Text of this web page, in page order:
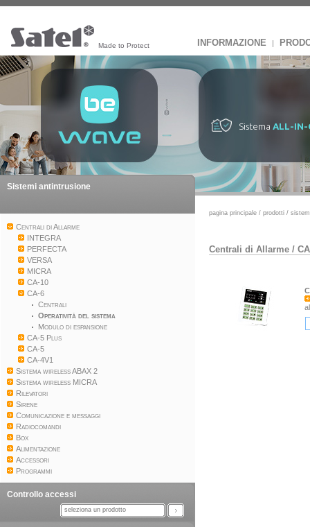
Made to Protect INFORMAZIONE |
Sistema ALL-IN-
Sistemi antintrusione
Centrali di Allarme
INTEGRA
PERFECTA
VERSA
MICRA
CA-10
CA-6
Centrali
Operatività del sistema
Modulo di espansione
CA-5 Plus
CA-5
CA-4V1
Sistema wireless ABAX 2
Sistema wireless MICRA
Rilevatori
Sirene
Comunicazione e messaggi
Radiocomandi
Box
Alimentazione
Accessori
Programmi
Controllo accessi
seleziona un prodotto
pagina principale / prodotti /
Centrali di Allarme /